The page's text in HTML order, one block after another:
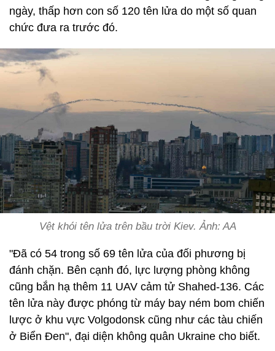
ngày, thấp hơn con số 120 tên lửa do một số quan
chức đưa ra trước đó.
Vệt khói tên lửa trên bầu trời Kiev. Ảnh: AA
"Đã có 54 trong số 69 tên lửa của đối phương bị
đánh chặn. Bên cạnh đó, lực lượng phòng không
cũng bắn hạ thêm 11 UAV cảm tử Shahed-136. Các
tên lửa này được phóng từ máy bay ném bom chiến
lược ở khu vực Volgodonsk cũng như các tàu chiến
ở Biển Đen", đại diện không quân Ukraine cho biết.